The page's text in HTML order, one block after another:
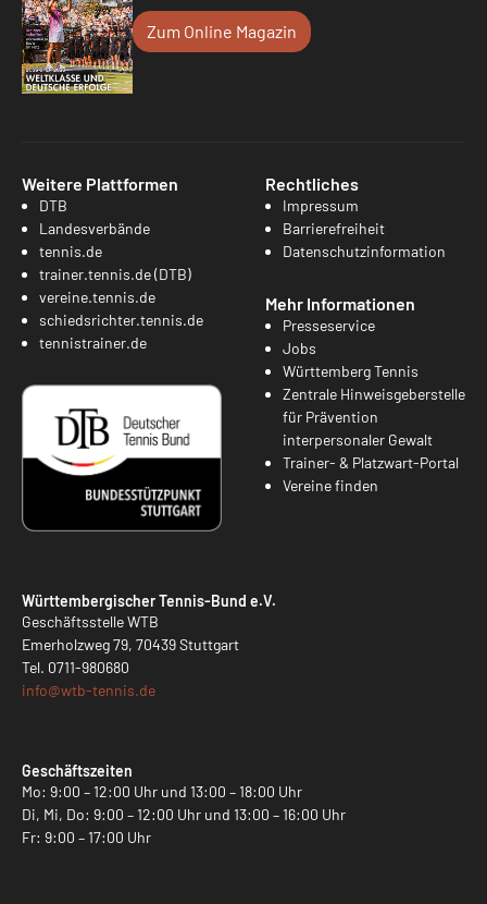
Zum Online Magazin
Weitere Plattformen
DTB
Landesverbände
tennis.de
trainer.tennis.de (DTB)
vereine.tennis.de
schiedsrichter.tennis.de
tennistrainer.de
Rechtliches
Impressum
Barrierefreiheit
Datenschutzinformation
Mehr Informationen
Presseservice
Jobs
Württemberg Tennis
Zentrale Hinweisgeberstelle
für Prävention
interpersonaler Gewalt
Trainer- & Platzwart-Portal
Vereine finden
Württembergischer Tennis-Bund e.V.
Geschäftsstelle WTB
Emerholzweg 79, 70439 Stuttgart
Tel. 0711-980680
info@wtb-tennis.de
Geschäftszeiten
Mo: 9:00 – 12:00 Uhr und 13:00 – 18:00 Uhr
Di, Mi, Do: 9:00 – 12:00 Uhr und 13:00 – 16:00 Uhr
Fr: 9:00 – 17:00 Uhr